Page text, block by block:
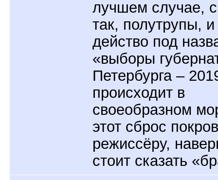
лучшем случае,
так, полутрупы, и
действо под
«выборы
Петербурга –
происходит в
своеобразном
этот сброс
режиссёру,
стоит сказать